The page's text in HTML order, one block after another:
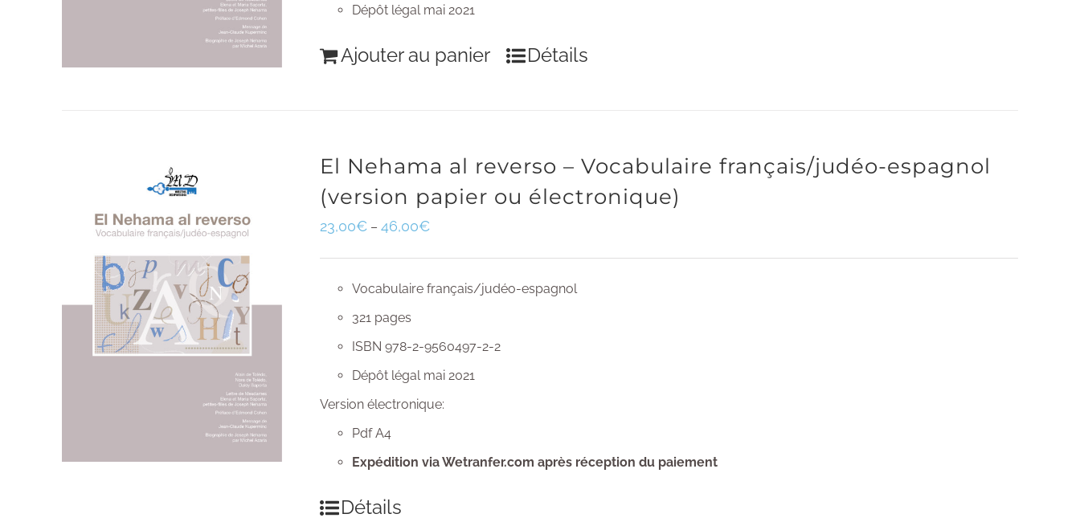
Dépôt légal mai 2021
Ajouter au panier Détails
El Nehama al reverso – Vocabulaire français/judéo-espagnol
(version papier ou électronique)
23,00€ –46,00€
Vocabulaire français/judéo-espagnol
321 pages
ISBN 978-2-9560497-2-2
Dépôt légal mai 2021
Version électronique:
Pdf A4
Expédition via Wetranfer.com après réception du paiement
Détails